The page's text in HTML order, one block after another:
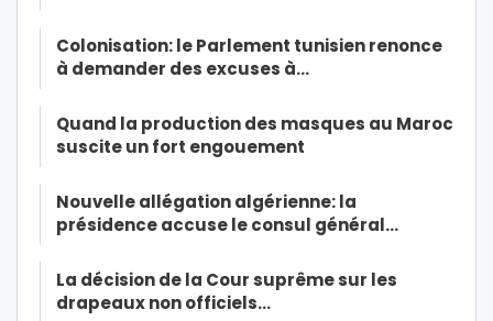
Colonisation: le Parlement tunisien renonce
à demander des excuses à…
Quand la production des masques au Maroc
suscite un fort engouement
Nouvelle allégation algérienne: la
présidence accuse le consul général…
La décision de la Cour suprême sur les
drapeaux non officiels…